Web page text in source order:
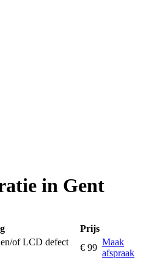
in Gent
Prijs
of LCD defect
€ 99
Maak
afspraak